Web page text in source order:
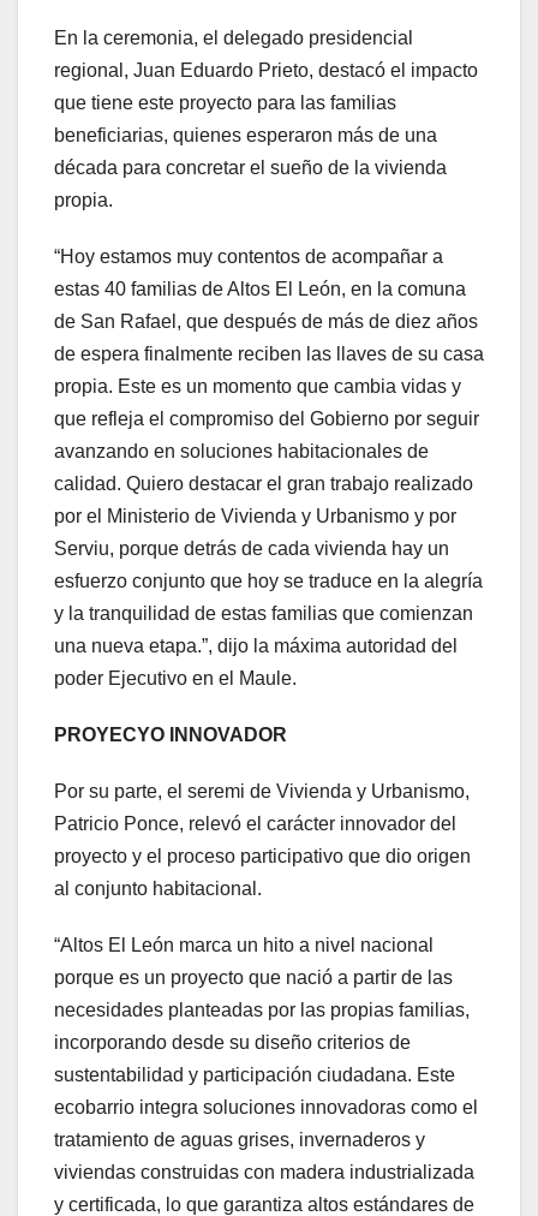
En la ceremonia, el delegado presidencial
regional, Juan Eduardo Prieto, destacó el impacto
que tiene este proyecto para las familias
beneficiarias, quienes esperaron más de una
década para concretar el sueño de la vivienda
propia.
“Hoy estamos muy contentos de acompañar a
estas 40 familias de Altos El León, en la comuna
de San Rafael, que después de más de diez años
de espera finalmente reciben las llaves de su casa
propia. Este es un momento que cambia vidas y
que refleja el compromiso del Gobierno por seguir
avanzando en soluciones habitacionales de
calidad. Quiero destacar el gran trabajo realizado
por el Ministerio de Vivienda y Urbanismo y por
Serviu, porque detrás de cada vivienda hay un
esfuerzo conjunto que hoy se traduce en la alegría
y la tranquilidad de estas familias que comienzan
una nueva etapa.”, dijo la máxima autoridad del
poder Ejecutivo en el Maule.
PROYECYO INNOVADOR
Por su parte, el seremi de Vivienda y Urbanismo,
Patricio Ponce, relevó el carácter innovador del
proyecto y el proceso participativo que dio origen
al conjunto habitacional.
“Altos El León marca un hito a nivel nacional
porque es un proyecto que nació a partir de las
necesidades planteadas por las propias familias,
incorporando desde su diseño criterios de
sustentabilidad y participación ciudadana. Este
ecobarrio integra soluciones innovadoras como el
tratamiento de aguas grises, invernaderos y
viviendas construidas con madera industrializada
y certificada, lo que garantiza altos estándares de